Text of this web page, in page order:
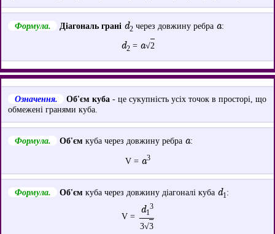
Формула. Діагональ грані d2 через довжину ребра a:
d2= a√2
Означення. Об'єм куба - це сукупність усіх точок в просторі, що
обмежені гранями куба.
Формула. Об'ємкуба через довжину ребра a:
V = a3
Формула. Об'ємкуба через довжину діагоналі куба d1:
V =
d1
3
3√3